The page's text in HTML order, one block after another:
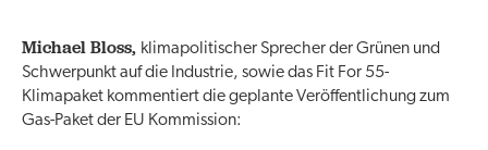
Michael Bloss, klimapolitischer Sprecher der Grünen und
Schwerpunkt auf die Industrie, sowie das Fit For 55-
Klimapaket kommentiert die geplante Veröffentlichung zum
Gas-Paket der EU Kommission: